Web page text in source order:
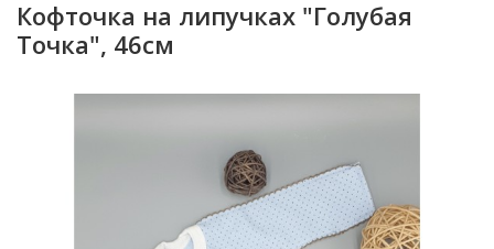
Кофточка на липучках "Голубая
Точка", 46см